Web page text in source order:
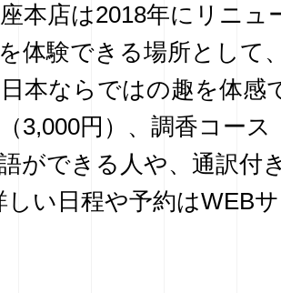
本店は2018年にリニュ
体験できる場所として
本ならではの趣を体感
3,000円）、調香コース
ができる人や、通訳付
しい日程や予約はWEB